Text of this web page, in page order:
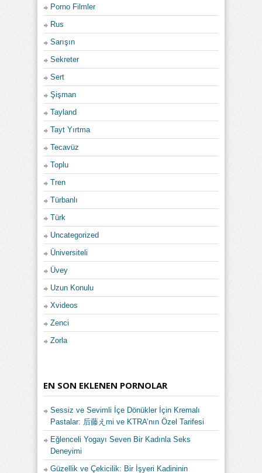
Porno Filmler
Rus
Sarışın
Sekreter
Sert
Şişman
Tayland
Tayt Yırtma
Tecavüz
Toplu
Tren
Türbanlı
Türk
Uncategorized
Üniversiteli
Üvey
Uzun Konulu
Xvideos
Zenci
Zorla
EN SON EKLENEN PORNOLAR
Sessiz ve Sevimli İçe Dönükler İçin Kremalı
Pastalar: 后藤えmi ve KTRA’nın Özel Tarifesi
Eğlenceli Yogayı Seven Bir Kadınla Seks
Deneyimi
Güzellik ve Çekicilik: Bir İşyeri Kadininin